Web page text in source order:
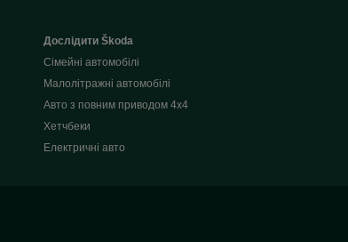
Дослідити Škoda
Сімейні автомобілі
Малолітражні автомобілі
Авто з повним приводом 4x4
Хетчбеки
Електричні авто